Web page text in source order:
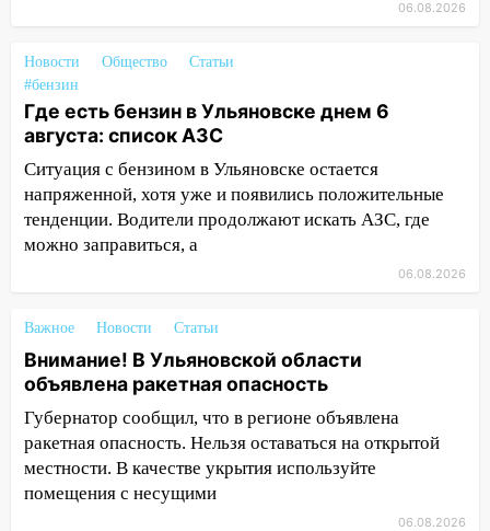
курьера: крупная авария в Ульяновске
15:15
Проводил до квартиры и ограбил:
новый кавалер женщины оказался
рецидивистом
14:26 В Ульяновске ограничат движение
по улице Ефремова
14:23 67% ульяновцев готовы
передумать увольняться, если им
повысят зарплату
более 4,6 миллиона рублей: перед
судом предстанет банда
автоподставщиков
13:36 В Инзе произошел крупный пожар
13:00 В суде защитили репутацию
мужчины, которого необоснованно
обвиняли в жестоком обращении с
06.08.2026
Новости Общество
Статьи
#бензин
Где есть бензин в Ульяновске днем 6
августа: список АЗС
Ситуация с бензином в Ульяновске остается
напряженной, хотя уже и появились положительные
тенденции. Водители продолжают искать АЗС, где
можно заправиться, а
06.08.2026
Важное Новости Статьи
Внимание! В Ульяновской области
объявлена ракетная опасность
Губернатор сообщил, что в регионе объявлена
ракетная опасность. Нельзя оставаться на открытой
местности. В качестве укрытия используйте
помещения с несущими
06.08.2026